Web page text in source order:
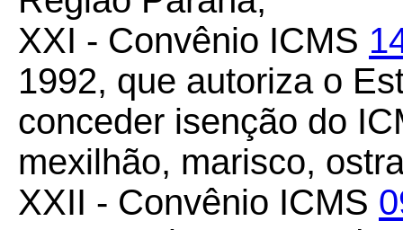
XXI - Convênio ICMS
1992, que autoriza o
conceder isenção do
mexilhão, marisco,
XXII - Convênio ICMS